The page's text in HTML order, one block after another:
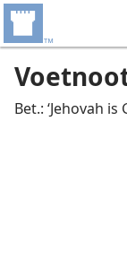
Bet.: ‘Jehovah is